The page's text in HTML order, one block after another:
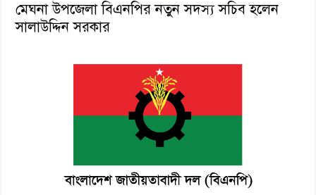
মেঘনা উপজেলা বিএনপির নতুন সদস্য সচিব হলেন
সালাউদ্দিন সরকার